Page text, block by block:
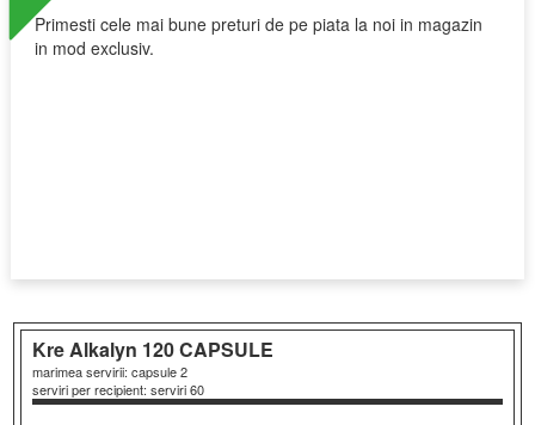
Primesti cele mai bune preturi de pe piata la noi in magazin
in mod exclusiv.
Kre Alkalyn 120 CAPSULE
marimea servirii: capsule 2
serviri per recipient: serviri 60